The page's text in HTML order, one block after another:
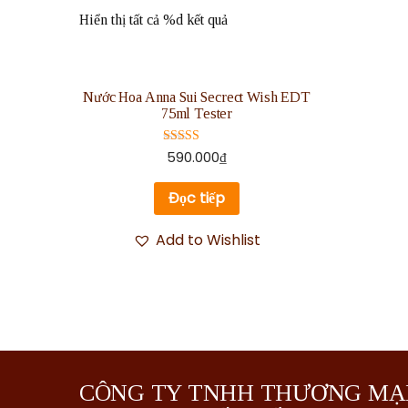
Hiển thị tất cả %d kết quả
Nước Hoa Anna Sui Secrect Wish EDT
75ml Tester
Được xếp
hạng
5 sao
590.000₫
Đọc tiếp
Add to Wishlist
CÔNG TY TNHH THƯƠNG